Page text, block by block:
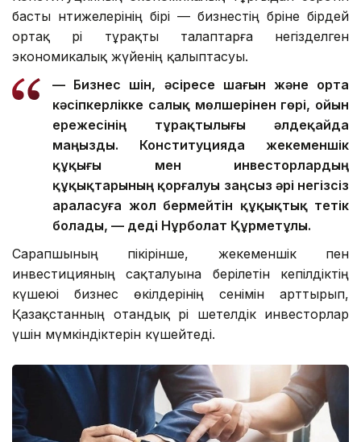
басты нәтижелерінің бірі — бизнестің бәріне бірдей
ортақ әрі тұрақты талаптарға негізделген
экономикалық жүйенің қалыптасуы.
— Бизнес үшін, әсіресе шағын және орта
кәсіпкерлікке салық мөлшерінен гөрі, ойын
ережесінің тұрақтылығы әлдеқайда
маңызды. Конституцияда жекеменшік
құқығы мен инвесторлардың
құқықтарының қорғалуы заңсыз әрі негізсіз
араласуға жол бермейтін құқықтық тетік
болады, — деді Нұрболат Құрметұлы.
Сарапшының пікірінше, жекеменшік пен
инвестицияның сақталуына берілетін кепілдіктің
күшеюі бизнес өкілдерінің сенімін арттырып,
Қазақстанның отандық әрі шетелдік инвесторлар
үшін мүмкіндіктерін күшейтеді.